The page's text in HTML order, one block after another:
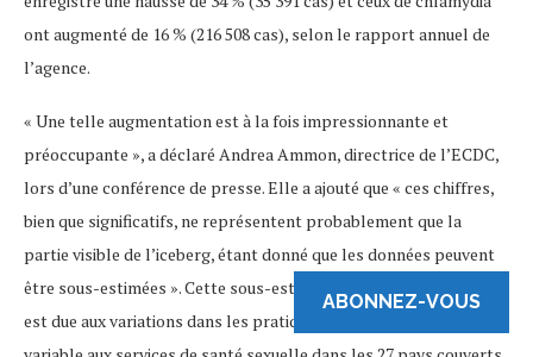
ont augmenté de 16 % (216 508 cas), selon le rapport annuel de
l’agence.
« Une telle augmentation est à la fois impressionnante et
préoccupante », a déclaré Andrea Ammon, directrice de l’ECDC,
lors d’une conférence de presse. Elle a ajouté que « ces chiffres,
bien que significatifs, ne représentent probablement que la
partie visible de l’iceberg, étant donné que les données peuvent
être sous-estimées ». Cette sous-estimation, a-t-elle expliqué,
est due aux variations dans les pratiques de dépistage et à l’accès
ABONNEZ-VOUS